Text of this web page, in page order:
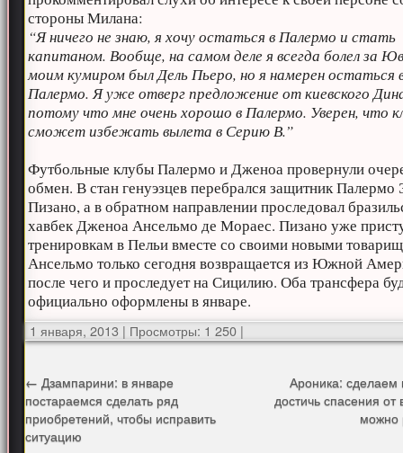
стороны Милана:
“Я ничего не знаю, я хочу остаться в Палермо и стать
капитаном. Вообще, на самом деле я всегда болел за
моим кумиром был Дель Пьеро, но я намерен остаться
Палермо. Я уже отверг предложение от киевского
потому что мне очень хорошо в Палермо. Уверен, что
сможет избежать вылета в Серию В.”
Футбольные клубы Палермо и Дженоа провернули
обмен. В стан генуэзцев перебрался защитник Палермо
Пизано, а в обратном направлении проследовал
хавбек Дженоа Ансельмо де Мораес. Пизано уже
тренировкам в Пельи вместе со своими новыми
Ансельмо только сегодня возвращается из Южной
после чего и проследует на Сицилию. Оба трансфера
официально оформлены в январе.
1 января, 2013 | Просмотры: 1 250 |
← Дзампарини: в январе
постараемся сделать ряд
приобретений, чтобы исправить
ситуацию
Ароника: сделаем
достичь спасения от